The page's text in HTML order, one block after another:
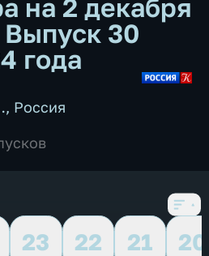
на 2 декабря
Выпуск 30
года
, Россия
23 22 21
20